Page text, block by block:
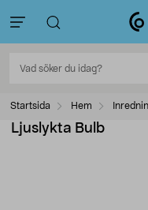
Startsida Hem
Ljuslykta Bulb